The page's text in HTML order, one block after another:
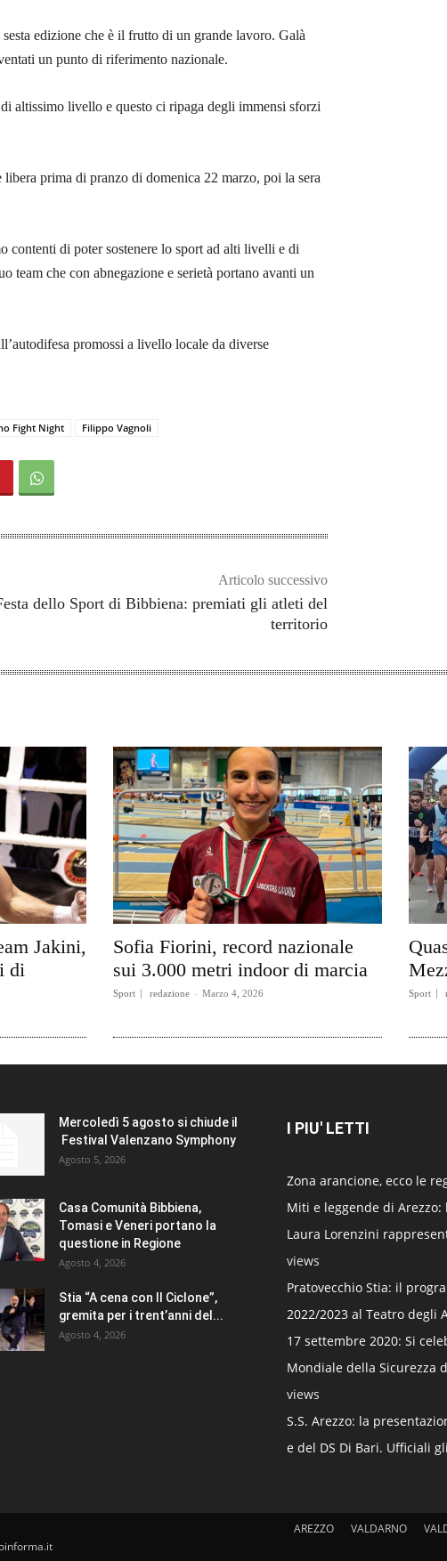
sesta edizione che è il frutto di un grande lavoro. Galà
un punto di riferimento nazionale.
altissimo livello e questo ci ripaga degli immensi sforzi
libera prima di pranzo di domenica 22 marzo, poi la sera
contenti di poter sostenere lo sport ad alti livelli e di
team che con abnegazione e serietà portano avanti un
promossi a livello locale da diverse
Fight Night Filippo Vagnoli
Articolo successivo
dello Sport di Bibbiena: premiati gli atleti del
territorio
Jakini,
di
Sofia Fiorini, record nazionale
sui 3.000 metri indoor di marcia
Sport redazione - Marzo 4, 2026 Sport
Mercoledì 5 agosto si chiude il
Festival Valenzano Symphony
Agosto 5, 2026
Casa Comunità Bibbiena,
Tomasi e Veneri portano la
questione in Regione
Agosto 4, 2026
Stia “A cena con Il Ciclone”,
gremita per i trent’anni del...
Agosto 4, 2026
I PIU' LETTI
Zona arancione, ecco le
Miti e leggende di Arezzo:
Laura Lorenzini
views
Pratovecchio Stia: il
2022/2023 al Teatro degli
17 settembre 2020: Si
Mondiale della Sicurezza
views
S.S. Arezzo: la
e del DS Di Bari. Ufficiali
AREZZO VALDARNO